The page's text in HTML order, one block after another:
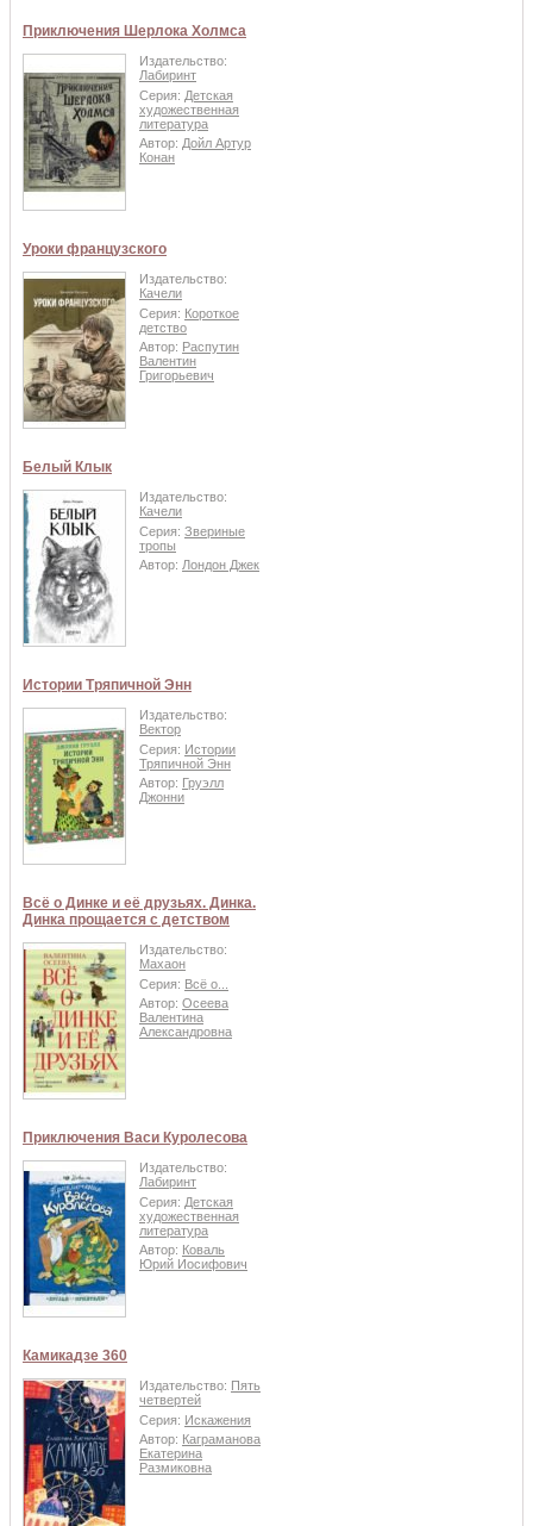
Приключения Шерлока Холмса
Издательство:
Лабиринт
Серия: Детская
художественная
литература
Автор: Дойл Артур
Конан
Уроки французского
Издательство:
Качели
Серия: Короткое
детство
Автор: Распутин
Валентин
Григорьевич
Белый Клык
Издательство:
Качели
Серия: Звериные
тропы
Автор: Лондон Джек
Истории Тряпичной Энн
Издательство:
Вектор
Серия: Истории
Тряпичной Энн
Автор: Груэлл
Джонни
Всё о Динке и её друзьях. Динка.
Динка прощается с детством
Издательство:
Махаон
Серия: Всё о...
Автор: Осеева
Валентина
Александровна
Приключения Васи Куролесова
Издательство:
Лабиринт
Серия: Детская
художественная
литература
Автор: Коваль
Юрий Иосифович
Камикадзе 360
Издательство: Пять
четвертей
Серия: Искажения
Автор: Каграманова
Екатерина
Размиковна